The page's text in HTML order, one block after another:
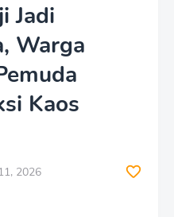
Jadi
Warga
Kaos
2026